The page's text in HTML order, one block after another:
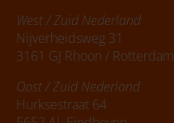
West / Zuid Nederland
Nijverheidsweg 31
3161 GJ Rhoon / Rotterdam
Oost / Zuid Nederland
Hurksestraat 64